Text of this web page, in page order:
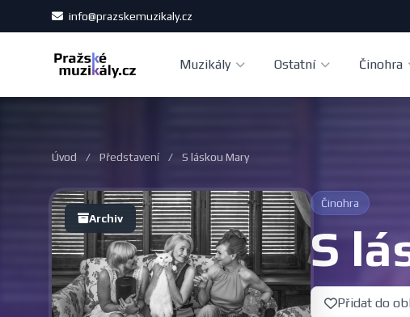
info@prazskemuzikaly.cz
Muzikály Ostatní Činohra
Úvod / Představení / S láskou Mary
Archiv
Činohra
S
Přidat do